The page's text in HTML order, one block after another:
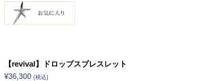
【revival】ドロップスブレスレット
¥36,300 (税込)